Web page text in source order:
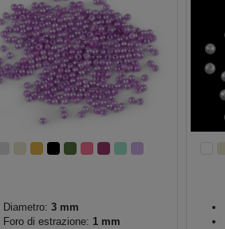
Diametro: 3 mm
Foro di estrazione: 1 mm